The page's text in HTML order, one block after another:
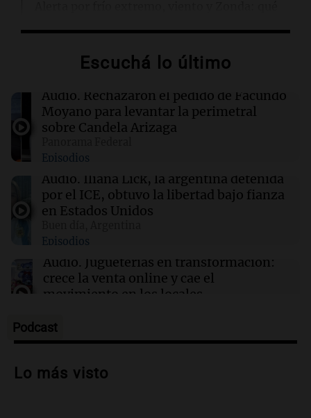
Cadena 3 Mundo
de Justicia de Trump en una ajustada votación
00:32 Clima
sábado 8 de agosto
00:27 Clima
Clima en Tucumán: cómo estará el tiempo
Escuchá lo último
Audio. Rechazaron el pedido de Facundo
Moyano para levantar la perimetral
sobre Candela Arizaga
Episodios
Audio. Iliana Lick, la argentina detenida
por el ICE, obtuvo la libertad bajo fianza
en Estados Unidos
Episodios
Audio. Jugueterías en transformación:
crece la venta online y cae el
movimiento en los locales
Episodios
qué consecuencias tiene ceder siempre
Podcast
Lo más visto